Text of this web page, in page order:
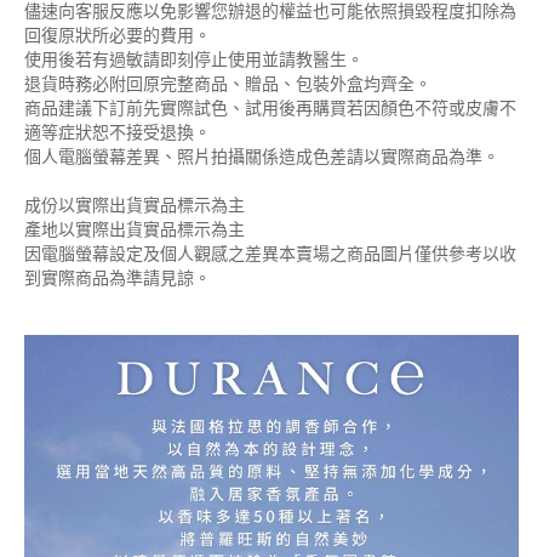
儘速向客服反應以免影響您辦退的權益也可能依照損毀程度扣除為
回復原狀所必要的費用。
使用後若有過敏請即刻停止使用並請教醫生。
退貨時務必附回原完整商品、贈品、包裝外盒均齊全。
商品建議下訂前先實際試色、試用後再購買若因顏色不符或皮膚不
適等症狀恕不接受退換。
個人電腦螢幕差異、照片拍攝關係造成色差請以實際商品為準。
成份以實際出貨實品標示為主
產地以實際出貨實品標示為主
因電腦螢幕設定及個人觀感之差異本賣場之商品圖片僅供參考以收
到實際商品為準請見諒。